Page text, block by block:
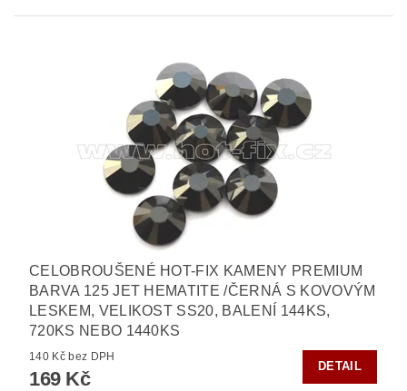
CELOBROUŠENÉ HOT-FIX KAMENY PREMIUM
BARVA 125 JET HEMATITE /ČERNÁ S KOVOVÝM
LESKEM, VELIKOST SS20, BALENÍ 144KS,
720KS NEBO 1440KS
140 Kč bez DPH
169 Kč
DETAIL